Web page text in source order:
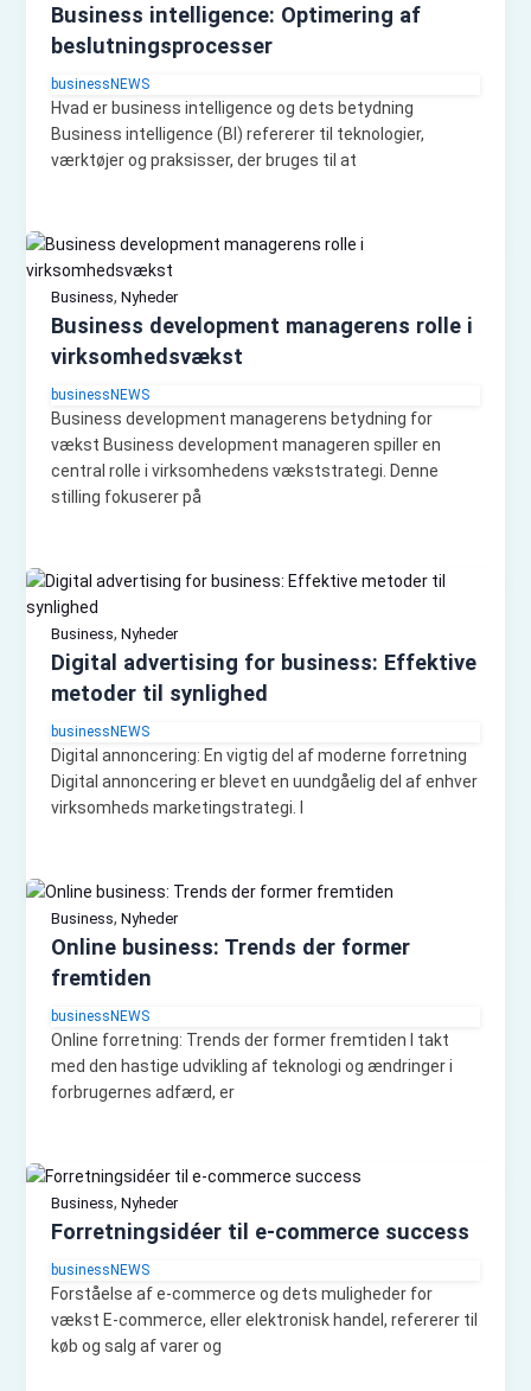
Business intelligence: Optimering af
beslutningsprocesser
businessNEWS
Hvad er business intelligence og dets betydning
Business intelligence (BI) refererer til teknologier,
værktøjer og praksisser, der bruges til at
Business, Nyheder
Business development managerens rolle i
virksomhedsvækst
businessNEWS
Business development managerens betydning for
vækst Business development manageren spiller en
central rolle i virksomhedens vækststrategi. Denne
stilling fokuserer på
Business, Nyheder
Digital advertising for business: Effektive
metoder til synlighed
businessNEWS
Digital annoncering: En vigtig del af moderne forretning
Digital annoncering er blevet en uundgåelig del af enhver
virksomheds marketingstrategi. I
Business, Nyheder
Online business: Trends der former
fremtiden
businessNEWS
Online forretning: Trends der former fremtiden I takt
med den hastige udvikling af teknologi og ændringer i
forbrugernes adfærd, er
Business, Nyheder
Forretningsidéer til e-commerce success
businessNEWS
Forståelse af e-commerce og dets muligheder for
vækst E-commerce, eller elektronisk handel, refererer til
køb og salg af varer og